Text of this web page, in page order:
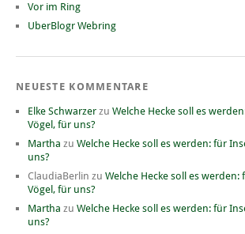
Vor im Ring
UberBlogr Webring
NEUESTE KOMMENTARE
Elke Schwarzer zu Welche Hecke soll es
Vögel, für uns?
Martha zu Welche Hecke soll es werden: für
uns?
ClaudiaBerlin zu Welche Hecke soll es
Vögel, für uns?
Martha zu Welche Hecke soll es werden: für
uns?